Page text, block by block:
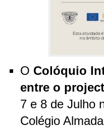
O Colóquio
entre o
7 e 8 de Julho
Colégio